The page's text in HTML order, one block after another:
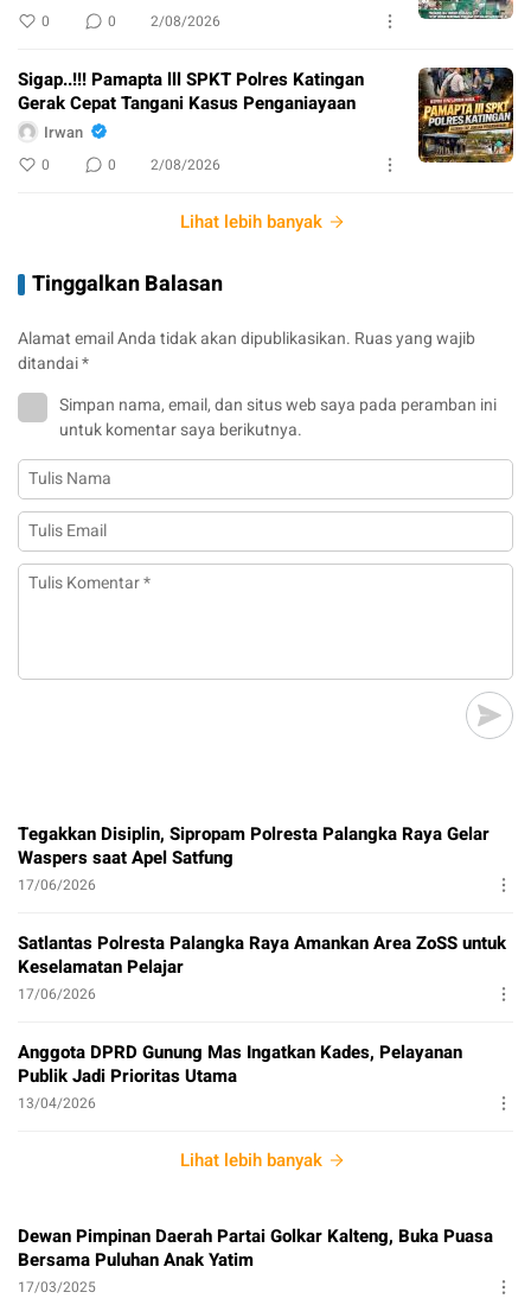
0 0 2/08/2026
Sigap..!!! Pamapta lll SPKT Polres Katingan
Gerak Cepat Tangani Kasus Penganiayaan
Irwan
0 0 2/08/2026
Lihat lebih banyak
Tinggalkan Balasan
Alamat email Anda tidak akan dipublikasikan. Ruas yang wajib
ditandai*
Simpan nama, email, dan situs web saya pada peramban ini
untuk komentar saya berikutnya.
Tegakkan Disiplin, Sipropam Polresta Palangka Raya Gelar
Waspers saat Apel Satfung
17/06/2026
Satlantas Polresta Palangka Raya Amankan Area ZoSS untuk
Keselamatan Pelajar
17/06/2026
Anggota DPRD Gunung Mas Ingatkan Kades, Pelayanan
Publik Jadi Prioritas Utama
13/04/2026
Lihat lebih banyak
Dewan Pimpinan Daerah Partai Golkar Kalteng, Buka Puasa
Bersama Puluhan Anak Yatim
17/03/2025